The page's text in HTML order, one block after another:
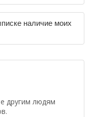
наличие моих
другим людям